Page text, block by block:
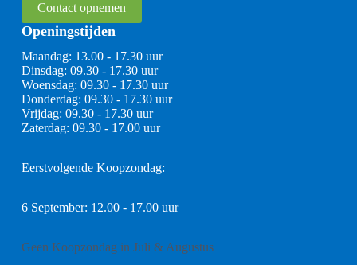
Contact opnemen
Openingstijden
Maandag: 13.00 - 17.30 uur
Dinsdag: 09.30 - 17.30 uur
Woensdag: 09.30 - 17.30 uur
Donderdag: 09.30 - 17.30 uur
Vrijdag: 09.30 - 17.30 uur
Zaterdag: 09.30 - 17.00 uur
Eerstvolgende Koopzondag:
6 September: 12.00 - 17.00 uur
Geen Koopzondag in Juli & Augustus